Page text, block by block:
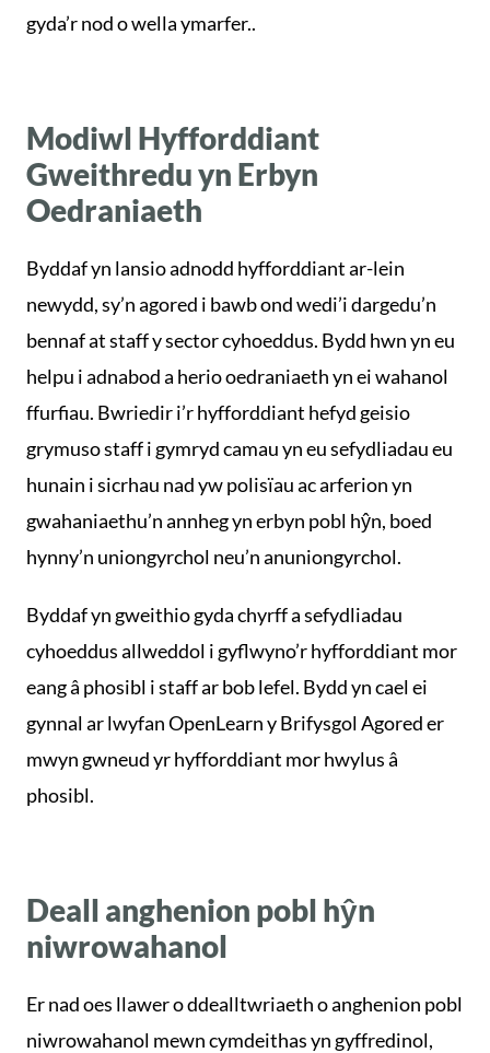
gyda’r nod o wella ymarfer..
Modiwl Hyfforddiant
Gweithredu yn Erbyn
Oedraniaeth
Byddaf yn lansio adnodd hyfforddiant ar-lein
newydd, sy’n agored i bawb ond wedi’i dargedu’n
bennaf at staff y sector cyhoeddus. Bydd hwn yn eu
helpu i adnabod a herio oedraniaeth yn ei wahanol
ffurfiau. Bwriedir i’r hyfforddiant hefyd geisio
grymuso staff i gymryd camau yn eu sefydliadau eu
hunain i sicrhau nad yw polisïau ac arferion yn
gwahaniaethu’n annheg yn erbyn pobl hŷn, boed
hynny’n uniongyrchol neu’n anuniongyrchol.
Byddaf yn gweithio gyda chyrff a sefydliadau
cyhoeddus allweddol i gyflwyno’r hyfforddiant mor
eang â phosibl i staff ar bob lefel. Bydd yn cael ei
gynnal ar lwyfan OpenLearn y Brifysgol Agored er
mwyn gwneud yr hyfforddiant mor hwylus â
phosibl.
Deall anghenion pobl hŷn
niwrowahanol
Er nad oes llawer o ddealltwriaeth o anghenion pobl
niwrowahanol mewn cymdeithas yn gyffredinol,